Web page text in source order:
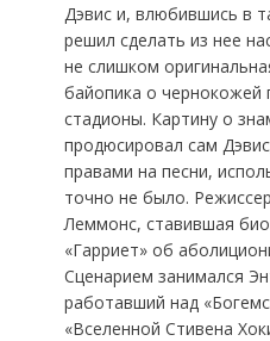
Дэвис и, влюбившись в
решил сделать из нее
не слишком
байопика о чернокожей
стадионы. Картину о
продюсировал сам
правами на песни,
точно не было.
Леммонс, ставившая
«Гарриет» об
Сценарием занимался
работавший над
«Вселенной Стивена